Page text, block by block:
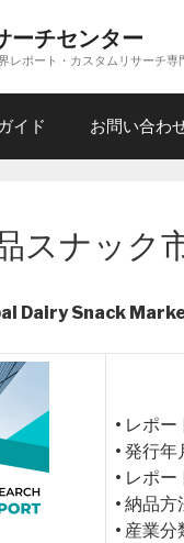
ーチセンター
レポート・カスタムリサーチ専
イド お問い合わ
スナック
Dairy Snack
• レポ
• 発行
• レポ
• 納品
• 産業